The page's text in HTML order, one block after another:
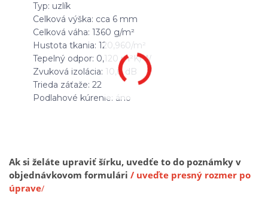
Typ: uzlík
Celková výška: cca 6 mm
Celková váha: 1360 g/m²
Hustota tkania: 120,960/m²
Tepelný odpor: 0,120 m²K/W
Zvuková izolácia: 10,0 dB
Trieda záťaže: 22
Podlahové kúrenie: áno
Ak si želáte upraviť šírku, uvedťe to do poznámky v
objednávkovom formulári / uveďte presný rozmer po
úprave/